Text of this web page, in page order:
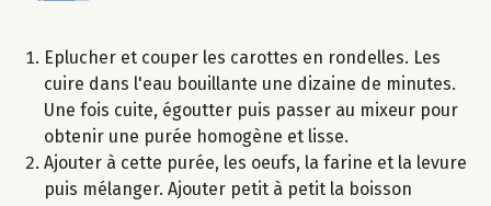
Eplucher et couper les carottes en rondelles. Les
cuire dans l'eau bouillante une dizaine de minutes.
Une fois cuite, égoutter puis passer au mixeur pour
obtenir une purée homogène et lisse.
Ajouter à cette purée, les oeufs, la farine et la levure
puis mélanger. Ajouter petit à petit la boisson